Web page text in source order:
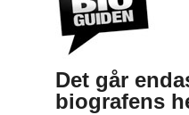
Det går
biografens